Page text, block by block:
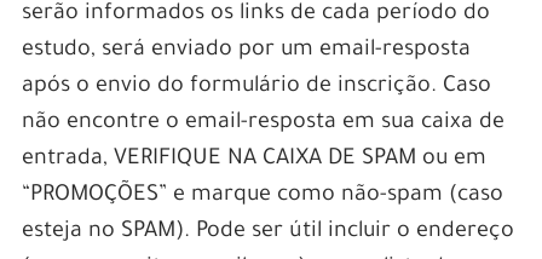
serão informados os links de cada período do
estudo, será enviado por um email-resposta
após o envio do formulário de inscrição. Caso
não encontre o email-resposta em sua caixa de
entrada, VERIFIQUE NA CAIXA DE SPAM ou em
“PROMOÇÕES” e marque como não-spam (caso
esteja no SPAM). Pode ser útil incluir o endereço